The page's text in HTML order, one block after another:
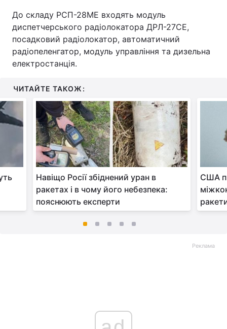
До складу РСП-28МЕ входять модуль
диспетчерського радіолокатора ДРЛ-27СЕ,
посадковий радіолокатор, автоматичний
радіопеленгатор, модуль управління та дизельна
електростанція.
ЧИТАЙТЕ ТАКОЖ:
Навіщо Росії збіднений уран в
ракетах і в чому його небезпека:
пояснюють експерти
США
Реклама